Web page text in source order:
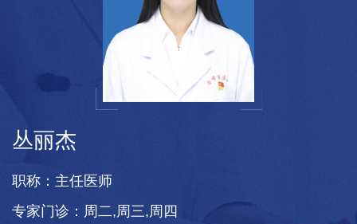
丛丽杰
职称： 主任医师
专家门诊： 周二,周三,周四